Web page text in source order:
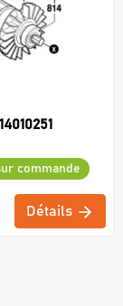
commande
Détails